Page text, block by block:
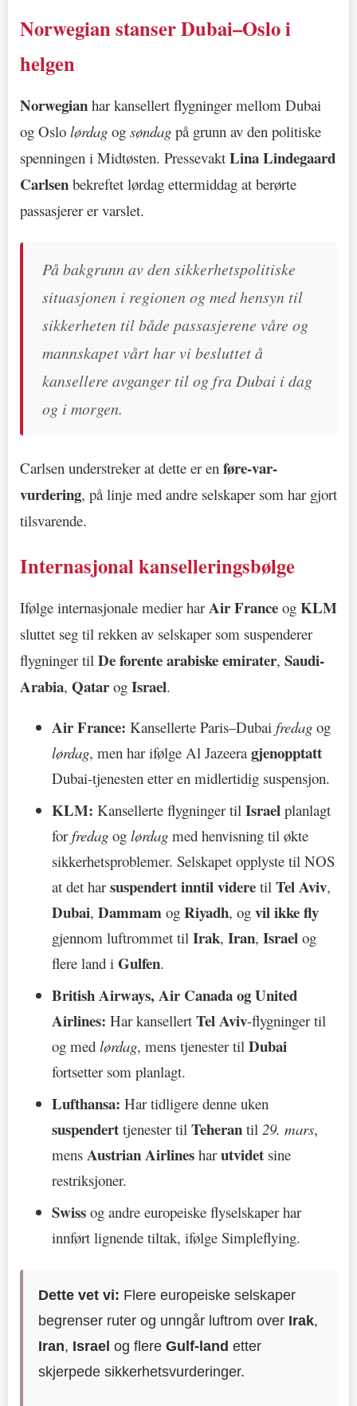
Norwegian stanser Dubai–Oslo i
helgen
Norwegian har kansellert flygninger mellom Dubai
og Oslo lørdag og søndag på grunn av den politiske
spenningen i Midtøsten. Pressevakt Lina Lindegaard
Carlsen bekreftet lørdag ettermiddag at berørte
passasjerer er varslet.
På bakgrunn av den sikkerhetspolitiske
situasjonen i regionen og med hensyn til
sikkerheten til både passasjerene våre og
mannskapet vårt har vi besluttet å
kansellere avganger til og fra Dubai i dag
og i morgen.
Carlsen understreker at dette er en føre-var-
vurdering, på linje med andre selskaper som har gjort
tilsvarende.
Internasjonal kanselleringsbølge
Ifølge internasjonale medier harAir France og KLM
sluttet seg til rekken av selskaper som suspenderer
flygninger til De forente arabiske emirater, Saudi-
Arabia, Qatar og Israel.
Air France: Kansellerte Paris–Dubai fredag og
lørdag, men har ifølge Al Jazeeragjenopptatt
Dubai-tjenesten etter en midlertidig suspensjon.
KLM: Kansellerte flygninger til Israel planlagt
forfredag og lørdag med henvisning til økte
sikkerhetsproblemer. Selskapet opplyste til NOS
at det harsuspendert inntil videre til Tel Aviv,
Dubai, Dammam og Riyadh, og vil ikke fly
gjennom luftrommet til Irak, Iran, Israel og
flere land i Gulfen.
British Airways, Air Canada og United
Airlines: Har kansellert Tel Aviv-flygninger til
og med lørdag, mens tjenester til Dubai
fortsetter som planlagt.
Lufthansa: Har tidligere denne uken
suspendert tjenester til Teheran til 29. mars,
mens Austrian Airlines harutvidet sine
restriksjoner.
Swiss og andre europeiske flyselskaper har
innført lignende tiltak, ifølge Simpleflying.
Dette vet vi: Flere europeiske selskaper
begrenser ruter og unngår luftrom over Irak,
Iran, Israel og flereGulf-land etter
skjerpede sikkerhetsvurderinger.